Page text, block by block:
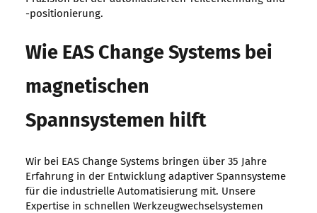
-positionierung.
Wie EAS Change Systems bei
magnetischen
Spannsystemen hilft
Wir bei EAS Change Systems bringen über 35 Jahre
Erfahrung in der Entwicklung adaptiver Spannsysteme
für die industrielle Automatisierung mit. Unsere
Expertise in schnellen Werkzeugwechselsystemen